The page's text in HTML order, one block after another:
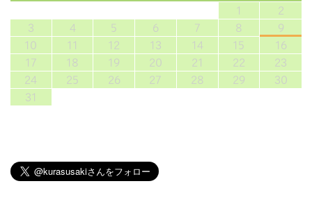
1
2
3
4 5 6 7 8
9
10
11 12 13 14 15
16
17
18 19 20 21 22
23
24
25 26 27 28 29
30
31